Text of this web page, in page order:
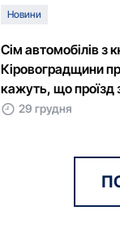
Новини
Сім автомобілів з
Кіровоградщини
кажуть, що проїзд
29 грудня